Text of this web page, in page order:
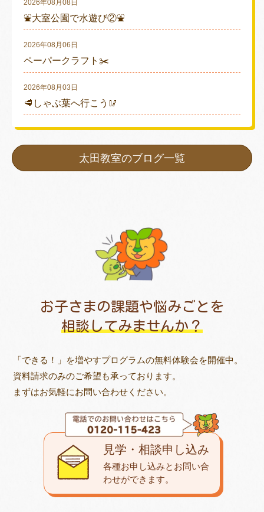
2026年08月08日
⛲大室公園で水遊び②⛲
2026年08月06日
ペーパークラフト✂️
2026年08月03日
🥩しゃぶ葉へ行こう🥢
太田教室のブログ一覧
お子さまの課題や悩みごとを
相談してみませんか？
「できる！」を増やすプログラムの無料体験会を開催中。
資料請求のみのご希望も承っております。
まずはお気軽にお問い合わせください。
見学・相談申し込み
各種お申し込みとお問い合
わせができます。